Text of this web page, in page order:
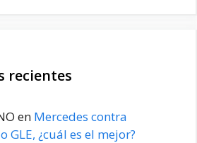
recientes
en Mercedes contra
GLE, ¿cuál es el mejor?